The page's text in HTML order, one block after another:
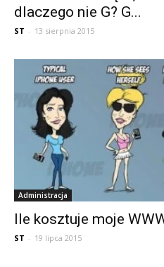
dlaczego nie G? G...
ST - 13 sierpnia 2015
Administracja
Ile kosztuje moje
ST - 19 lipca 2015